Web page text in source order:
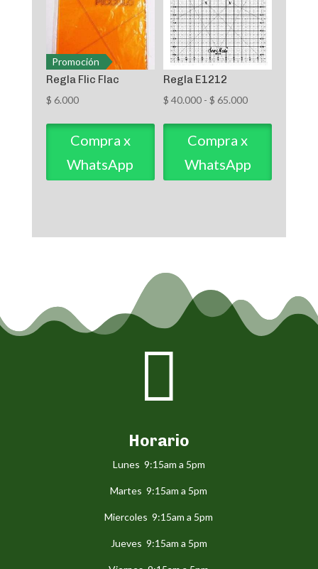
Promoción
Regla Flic Flac
$ 6.000
Compra x
WhatsApp
Regla E1212
$ 40.000 - $ 65.000Rango
precios:
$ 40.000
Compra x
WhatsApp

Horario
Lunes 9:15am a 5pm
Martes 9:15am a 5pm
Miercoles 9:15am a 5pm
Jueves 9:15am a 5pm